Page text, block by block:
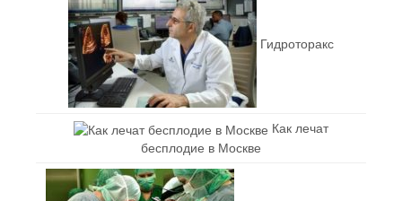
Гидроторакс
Как лечат
бесплодие в Москве